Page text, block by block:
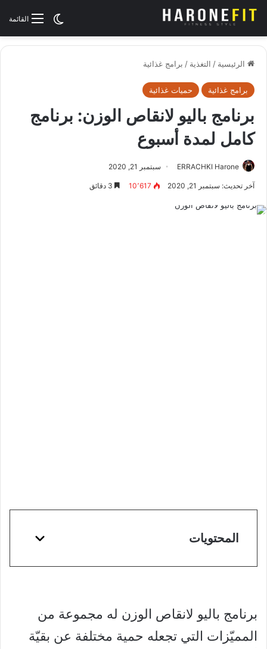
القائمةالوضع
الرئيسية / التغذية / برامج غذائية
برامج غذائية حميات غذائية
برنامج باليو لانقاص الوزن: برنامج
كامل لمدة أسبوع
ERRACHKI Harone سبتمبر 21, 2020
آخر تحديث: سبتمبر 21, 2020 10٬617
المحتويات
برنامج باليو لانقاص الوزن له مجموعة من
المميّزات التي تجعله حمية مختلفة عن بقيّة